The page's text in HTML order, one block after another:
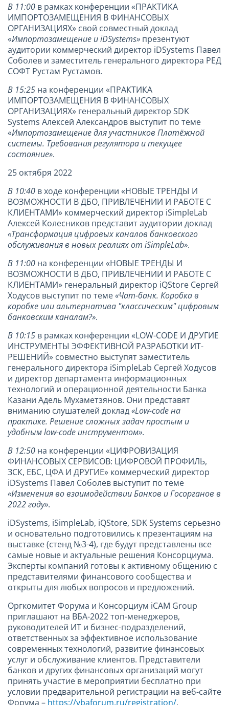
В 11:00 в рамках конференции «ПРАКТИКА
ИМПОРТОЗАМЕЩЕНИЯ В ФИНАНСОВЫХ
ОРГАНИЗАЦИЯХ» свой совместный доклад
«Импортозамещение и iDSystems» презентуют
аудитории коммерческий директор iDSystems Павел
Соболев и заместитель генерального директора РЕД
СОФТ Рустам Рустамов.
В 15:25 на конференции «ПРАКТИКА
ИМПОРТОЗАМЕЩЕНИЯ В ФИНАНСОВЫХ
ОРГАНИЗАЦИЯХ» генеральный директор SDK
Systems Алексей Александров выступит по теме
«Импортозамещение для участников Платёжной
системы. Требования регулятора и текущее
состояние».
25 октября 2022
В 10:40 в ходе конференции «НОВЫЕ ТРЕНДЫ И
ВОЗМОЖНОСТИ В ДБО, ПРИВЛЕЧЕНИИ И РАБОТЕ С
КЛИЕНТАМИ» коммерческий директор iSimpleLab
Алексей Колесников представит аудитории доклад
«Трансформация цифровых каналов банковского
обслуживания в новых реалиях от iSimpleLab».
В 11:00 на конференции «НОВЫЕ ТРЕНДЫ И
ВОЗМОЖНОСТИ В ДБО, ПРИВЛЕЧЕНИИ И РАБОТЕ С
КЛИЕНТАМИ» генеральный директор iQStore Сергей
Ходусов выступит по теме«Чат-банк. Коробка в
коробке или альтернатива "классическим" цифровым
банковским каналам?».
В 10:15 в рамках конференции «LOW-CODE И ДРУГИЕ
ИНСТРУМЕНТЫ ЭФФЕКТИВНОЙ РАЗРАБОТКИ ИТ-
РЕШЕНИЙ» совместно выступят заместитель
генерального директора iSimpleLab Сергей Ходусов
и директор департамента информационных
технологий и операционной деятельности Банка
Казани Адель Мухаметзянов. Они представят
вниманию слушателей доклад«Low-code на
практике. Решение сложных задач простым и
удобным low-code инструментом».
В 12:50 на конференции «ЦИФРОВИЗАЦИЯ
ФИНАНСОВЫХ СЕРВИСОВ: ЦИФРОВОЙ ПРОФИЛЬ,
ЗСК, ЕБС, ЦФА И ДРУГИЕ» коммерческий директор
iDSystems Павел Соболев выступит по теме
«Изменения во взаимодействии Банков и Госорганов в
2022 году».
iDSystems, iSimpleLab, iQStore, SDK Systems серьезно
и основательно подготовились к презентациям на
выставке (стенд №3-4), где будут представлены все
самые новые и актуальные решения Консорциума.
Эксперты компаний готовы к активному общению с
представителями финансового сообщества и
открыты для любых вопросов и предложений.
Оргкомитет Форума и Консорциум iCAM Group
приглашают на ВБА-2022 топ-менеджеров,
руководителей ИТ и бизнес-подразделений,
ответственных за эффективное использование
современных технологий, развитие финансовых
услуг и обслуживание клиентов. Представители
банков и других финансовых организаций могут
принять участие в мероприятии бесплатно при
условии предварительной регистрации на веб-сайте
Форума – https://vbaforum.ru/registration/.